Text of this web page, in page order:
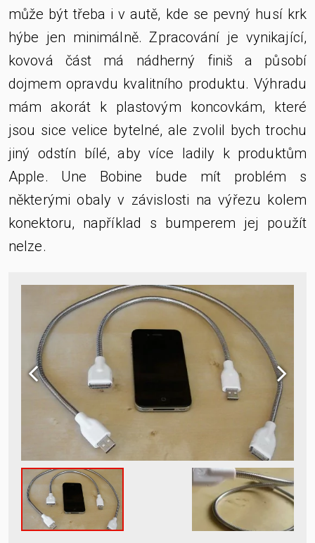
může být třeba i v autě, kde se pevný husí krk
hýbe jen minimálně. Zpracování je vynikající,
kovová část má nádherný finiš a působí
dojmem opravdu kvalitního produktu. Výhradu
mám akorát k plastovým koncovkám, které
jsou sice velice bytelné, ale zvolil bych trochu
jiný odstín bílé, aby více ladily k produktům
Apple. Une Bobine bude mít problém s
některými obaly v závislosti na výřezu kolem
konektoru, například s bumperem jej použít
nelze.